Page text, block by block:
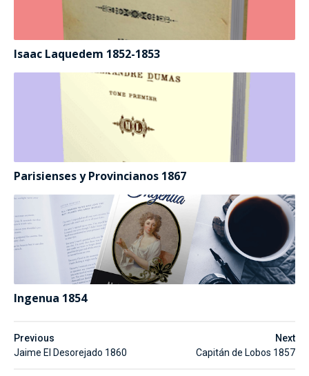
Isaac Laquedem 1852-1853
Parisienses y Provincianos 1867
Ingenua 1854
Next
Capitán de Lobos 1857
Previous
Jaime El Desorejado 1860